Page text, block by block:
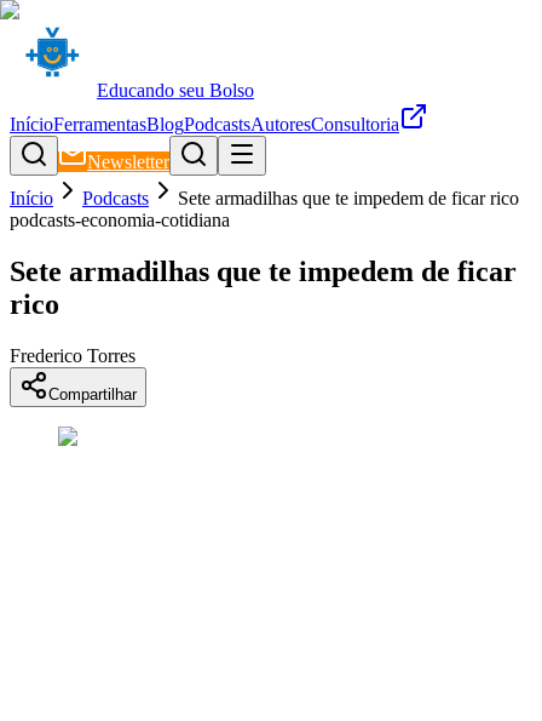
Educando seu Bolso
InícioFerramentasBlogPodcastsAutoresConsultoria
Newsletter
Início
Podcasts
Sete armadilhas que te impedem de ficar rico
podcasts-economia-cotidiana
Sete armadilhas que te impedem de ficar
rico
Frederico Torres
Compartilhar